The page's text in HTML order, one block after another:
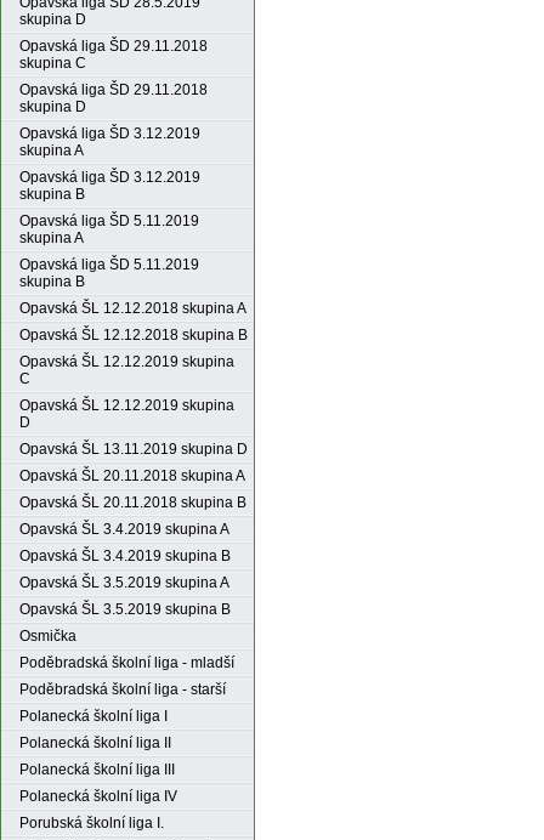
skupina D
Opavská liga ŠD 29.11.2018
skupina C
Opavská liga ŠD 29.11.2018
skupina D
Opavská liga ŠD 3.12.2019
skupina A
Opavská liga ŠD 3.12.2019
skupina B
Opavská liga ŠD 5.11.2019
skupina A
Opavská liga ŠD 5.11.2019
skupina B
Opavská ŠL 12.12.2018 skupina A
Opavská ŠL 12.12.2018 skupina B
Opavská ŠL 12.12.2019 skupina
C
Opavská ŠL 12.12.2019 skupina
D
Opavská ŠL 13.11.2019 skupina D
Opavská ŠL 20.11.2018 skupina A
Opavská ŠL 20.11.2018 skupina B
Opavská ŠL 3.4.2019 skupina A
Opavská ŠL 3.4.2019 skupina B
Opavská ŠL 3.5.2019 skupina A
Opavská ŠL 3.5.2019 skupina B
Osmička
Poděbradská školní liga - mladší
Poděbradská školní liga - starší
Polanecká školní liga I
Polanecká školní liga II
Polanecká školní liga III
Polanecká školní liga IV
Porubská školní liga I.